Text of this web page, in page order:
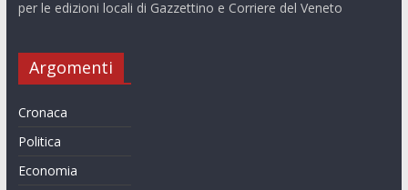
per le edizioni locali di Gazzettino e Corriere del Veneto
Argomenti
Cronaca
Politica
Economia